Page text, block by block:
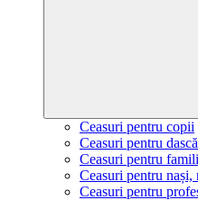
Ceasuri pentru copii
Ceasuri pentru
Ceasuri pentru
Ceasuri pentru nași,
Ceasuri pentru